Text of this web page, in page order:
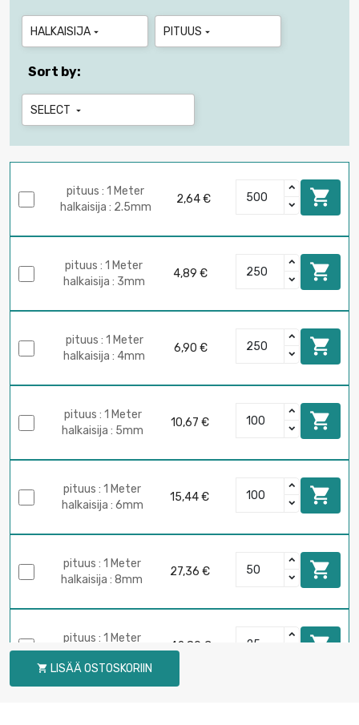
HALKAISIJA  PITUUS 
Sort by:
SELECT 
pituus : 1 Meter
halkaisija : 2.5mm
2,64 € 
pituus : 1 Meter
halkaisija : 3mm
4,89 € 
pituus : 1 Meter
halkaisija : 4mm
6,90 € 
pituus : 1 Meter
halkaisija : 5mm
10,67 € 
pituus : 1 Meter
halkaisija : 6mm
15,44 € 
pituus : 1 Meter
halkaisija : 8mm
27,36 € 
pituus : 1 Meter
halkaisija : 10mm
42,80 € 
 LISÄÄ OSTOSKORIIN